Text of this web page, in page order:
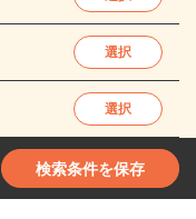
選択
選択
検索条件を保存